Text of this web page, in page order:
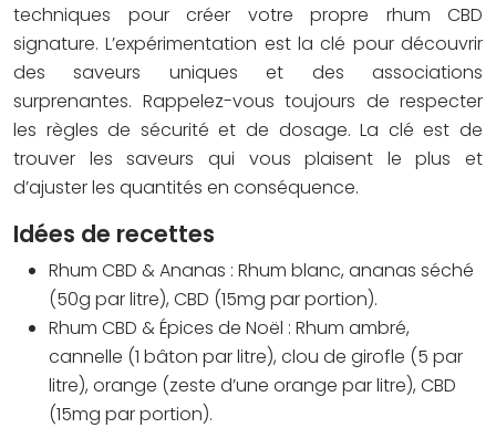
techniques pour créer votre propre rhum CBD
signature. L’expérimentation est la clé pour découvrir
des saveurs uniques et des associations
surprenantes. Rappelez-vous toujours de respecter
les règles de sécurité et de dosage. La clé est de
trouver les saveurs qui vous plaisent le plus et
d’ajuster les quantités en conséquence.
Idées de recettes
Rhum CBD & Ananas : Rhum blanc, ananas séché
(50g par litre), CBD (15mg par portion).
Rhum CBD & Épices de Noël : Rhum ambré,
cannelle (1 bâton par litre), clou de girofle (5 par
litre), orange (zeste d’une orange par litre), CBD
(15mg par portion).